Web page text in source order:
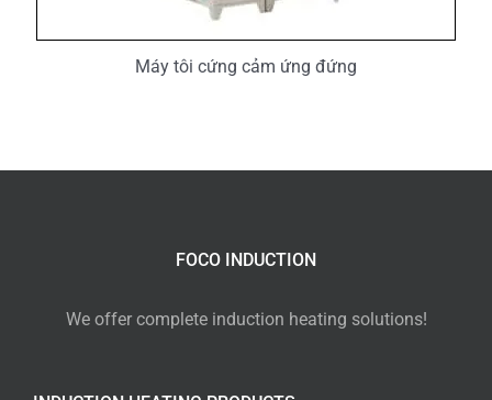
Máy tôi cứng cảm ứng đứng
FOCO INDUCTION
We offer complete induction heating solutions!